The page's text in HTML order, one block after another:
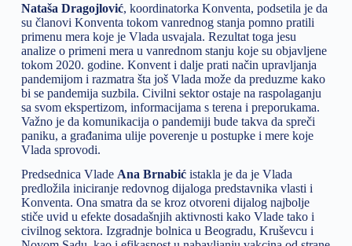
Nataša Dragojlović, koordinatorka Konventa, podsetila je da
su članovi Konventa tokom vanrednog stanja pomno pratili
primenu mera koje je Vlada usvajala. Rezultat toga jesu
analize o primeni mera u vanrednom stanju koje su objavljene
tokom 2020. godine. Konvent i dalje prati način upravljanja
pandemijom i razmatra šta još Vlada može da preduzme kako
bi se pandemija suzbila. Civilni sektor ostaje na raspolaganju
sa svom ekspertizom, informacijama s terena i preporukama.
Važno je da komunikacija o pandemiji bude takva da spreči
paniku, a građanima ulije poverenje u postupke i mere koje
Vlada sprovodi.
Predsednica Vlade Ana Brnabićistakla je da je Vlada
predložila iniciranje redovnog dijaloga predstavnika vlasti i
Konventa. Ona smatra da se kroz otvoreni dijalog najbolje
stiče uvid u efekte dosadašnjih aktivnosti kako Vlade tako i
civilnog sektora. Izgradnje bolnica u Beogradu, Kruševcu i